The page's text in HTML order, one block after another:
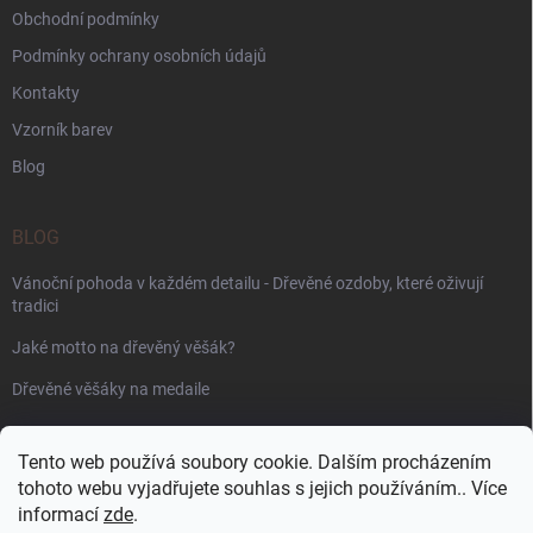
Tento web používá soubory cookie. Dalším procházením
tohoto webu vyjadřujete souhlas s jejich používáním.. Více
informací zde.
Obchodní podmínky
Podmínky ochrany osobních údajů
Kontakty
Vzorník barev
Blog
BLOG
Vánoční pohoda v každém detailu - Dřevěné ozdoby, které oživují
tradici
Jaké motto na dřevěný věšák?
Dřevěné věšáky na medaile
PŘIJÍMÁME ONLINE PLATBY